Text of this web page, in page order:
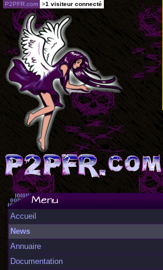
Menu
Accueil
News
Annuaire
Documentation
P2PFR.com >1 visiteur connecté